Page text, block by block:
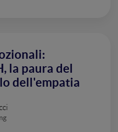
la paura del
dell'empatia